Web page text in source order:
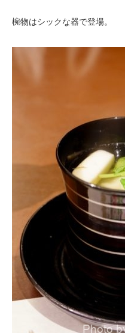
椀物はシックな器で登場。